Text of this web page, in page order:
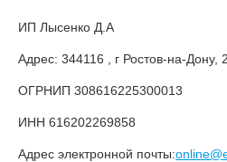
ИП Лысенко Д.А
Адрес: 344116 , г Ростов-на-Дону,
ОГРНИП 308616225300013
ИНН 616202269858
Адрес электронной почты: